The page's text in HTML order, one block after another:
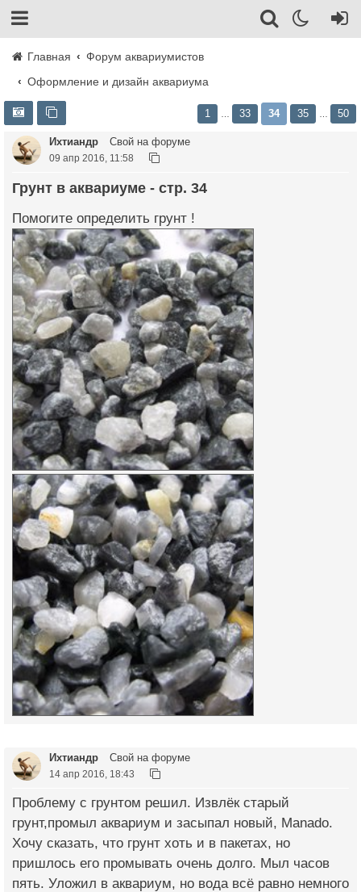
Главная
Форум аквариумистов
Оформление и дизайн аквариума
1 33 34 35 50
Ихтиандр Свой на форуме
09 апр 2016, 11:58
Грунт в аквариуме - стр. 34
Помогите определить грунт !
Ихтиандр Свой на форуме
14 апр 2016, 18:43
Проблему с грунтом решил. Извлёк старый
грунт,промыл аквариум и засыпал новый, Manado.
Хочу сказать, что грунт хоть и в пакетах, но
пришлось его промывать очень долго. Мыл часов
пять. Уложил в аквариум, но вода всё равно немного